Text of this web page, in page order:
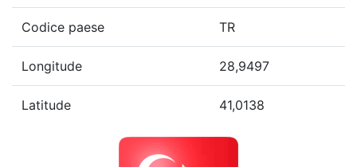
Codice paese TR
Longitude 28,9497
Latitude 41,0138